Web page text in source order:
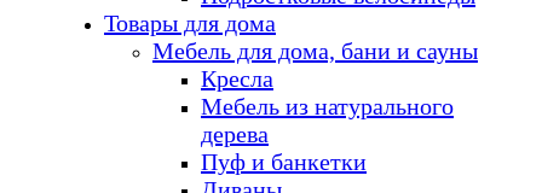
Товары для дома
Мебель для дома, бани и сауны
Кресла
Мебель из натурального
дерева
Пуф и банкетки